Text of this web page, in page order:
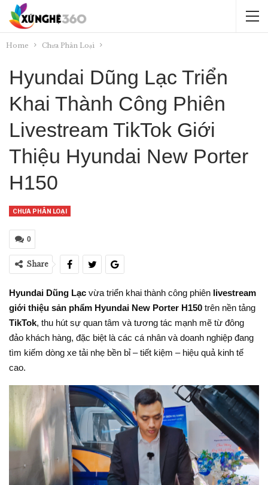
Home Chưa Phân Loại
Hyundai Dũng Lạc Triển
Khai Thành Công Phiên
Livestream TikTok Giới
Thiệu Hyundai New Porter
H150
CHƯA PHÂN LOẠI
0
Share
Hyundai Dũng Lạc vừa triển khai thành công phiên livestream
giới thiệu sản phẩm Hyundai New Porter H150 trên nền tảng
TikTok, thu hút sự quan tâm và tương tác mạnh mẽ từ đông
đảo khách hàng, đặc biệt là các cá nhân và doanh nghiệp đang
tìm kiếm dòng xe tải nhẹ bền bỉ – tiết kiệm – hiệu quả kinh tế
cao.